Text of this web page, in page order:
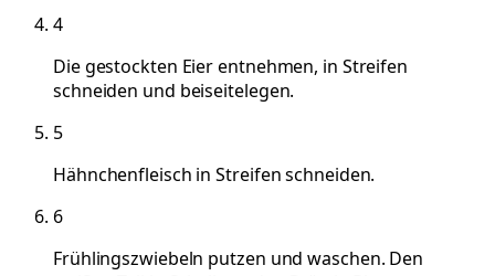
4
Die gestockten Eier entnehmen, in Streifen
schneiden und beiseitelegen.
5
Hähnchenfleisch in Streifen schneiden.
6
Frühlingszwiebeln putzen und waschen. Den